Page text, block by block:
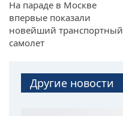
На параде в Москве
впервые показали
новейший транспортный
самолет
Другие новости